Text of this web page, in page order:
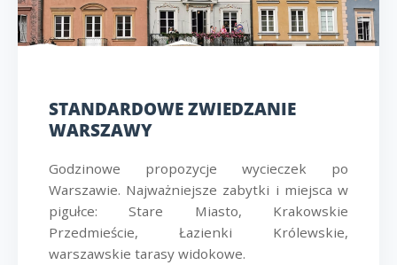
STANDARDOWE ZWIEDZANIE
WARSZAWY
Godzinowe propozycje wycieczek po
Warszawie. Najważniejsze zabytki i miejsca w
pigułce: Stare Miasto, Krakowskie
Przedmieście, Łazienki Królewskie,
warszawskie tarasy widokowe.